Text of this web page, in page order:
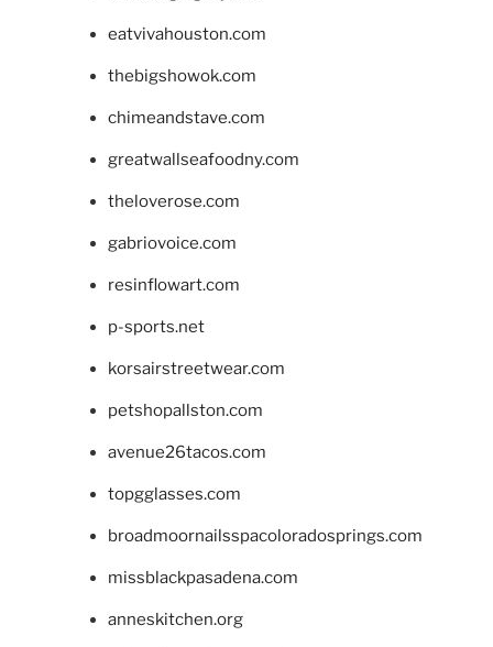
eatvivahouston.com
thebigshowok.com
chimeandstave.com
greatwallseafoodny.com
theloverose.com
gabriovoice.com
resinflowart.com
p-sports.net
korsairstreetwear.com
petshopallston.com
avenue26tacos.com
topgglasses.com
broadmoornailsspacoloradosprings.com
missblackpasadena.com
anneskitchen.org